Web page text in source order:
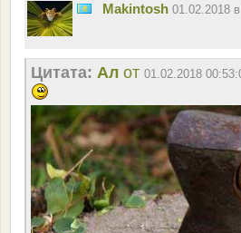
Makintosh 01.02.2018
Цитата: Ал от 01.02.2018